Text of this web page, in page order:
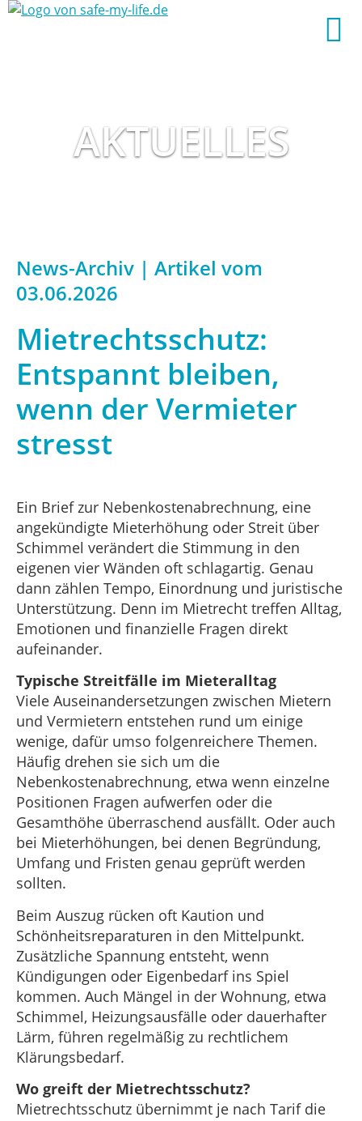
AKTUELLES
News-Archiv | Artikel vom
03.06.2026
Mietrechtsschutz:
Entspannt bleiben,
wenn der Vermieter
stresst
Ein Brief zur Nebenkostenabrechnung, eine
angekündigte Mieterhöhung oder Streit über
Schimmel verändert die Stimmung in den
eigenen vier Wänden oft schlagartig. Genau
dann zählen Tempo, Einordnung und juristische
Unterstützung. Denn im Mietrecht treffen Alltag,
Emotionen und finanzielle Fragen direkt
aufeinander.
Typische Streitfälle im Mieteralltag
Viele Auseinandersetzungen zwischen Mietern
und Vermietern entstehen rund um einige
wenige, dafür umso folgenreichere Themen.
Häufig drehen sie sich um die
Nebenkostenabrechnung, etwa wenn einzelne
Positionen Fragen aufwerfen oder die
Gesamthöhe überraschend ausfällt. Oder auch
bei Mieterhöhungen, bei denen Begründung,
Umfang und Fristen genau geprüft werden
sollten.
Beim Auszug rücken oft Kaution und
Schönheitsreparaturen in den Mittelpunkt.
Zusätzliche Spannung entsteht, wenn
Kündigungen oder Eigenbedarf ins Spiel
kommen. Auch Mängel in der Wohnung, etwa
Schimmel, Heizungsausfälle oder dauerhafter
Lärm, führen regelmäßig zu rechtlichem
Klärungsbedarf.
Wo greift der Mietrechtsschutz?
Mietrechtsschutz übernimmt je nach Tarif die